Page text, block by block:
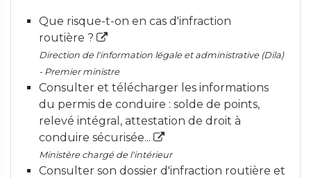
Que risque-t-on en cas d'infraction
routière ?
Direction de l'information légale et administrative (Dila)
- Premier ministre
Consulter et télécharger les informations
du permis de conduire : solde de points,
relevé intégral, attestation de droit à
conduire sécurisée...
Ministère chargé de l'intérieur
Consulter son dossier d'infraction routière et